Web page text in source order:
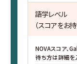
語学レベル
（スコアをお
NOVAスコア、
待ち方は詳細を